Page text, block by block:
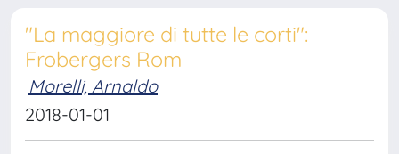
"La maggiore di tutte le corti":
Frobergers Rom
Morelli, Arnaldo
2018-01-01